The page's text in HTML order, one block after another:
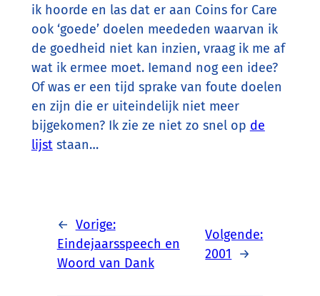
ik hoorde en las dat er aan Coins for Care
ook ‘goede’ doelen meededen waarvan ik
de goedheid niet kan inzien, vraag ik me af
wat ik ermee moet. Iemand nog een idee?
Of was er een tijd sprake van foute doelen
en zijn die er uiteindelijk niet meer
bijgekomen? Ik zie ze niet zo snel op de
lijststaan…
← Vorige:
Eindejaarsspeech en
Woord van Dank
Volgende:
2001
→